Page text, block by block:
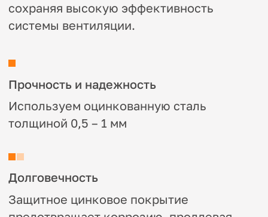
Легко интегрируются в
конструкции
Простота монтажа
Универсальность
Подходят для систем вентиляции,
кондиционирования и отопления в
объектах
Характеристики